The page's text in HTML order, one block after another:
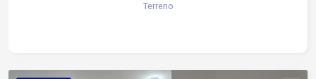
Terreno